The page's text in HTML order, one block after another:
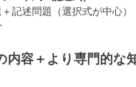
記述問題（選択式が中心）
内容＋より専門的な